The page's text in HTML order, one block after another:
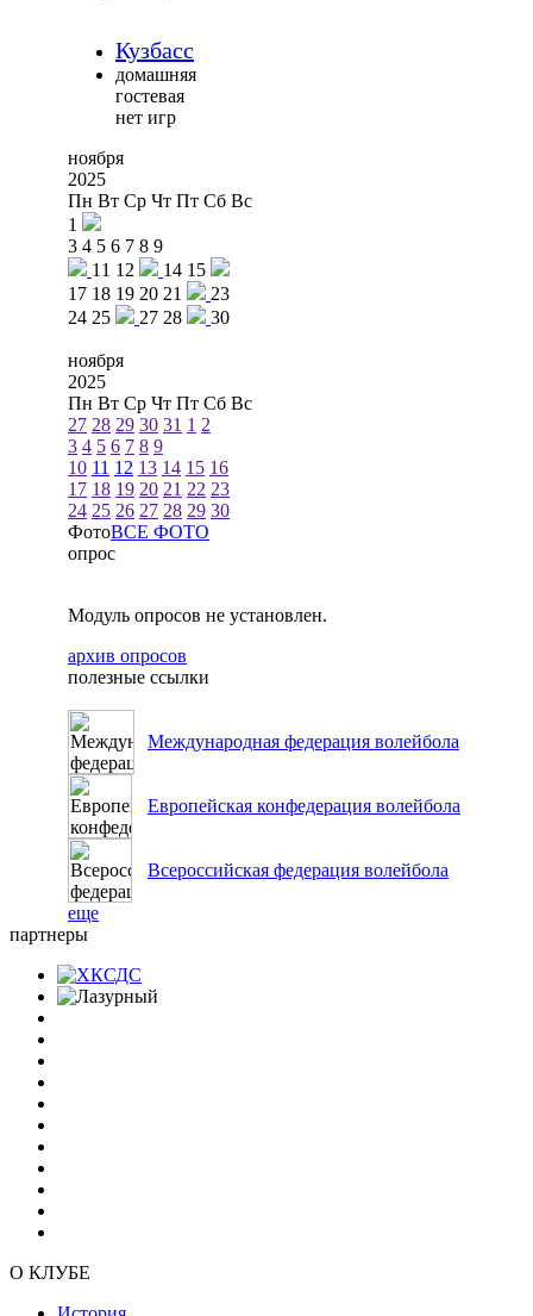
Кузбасс
домашняя
гостевая
нет игр
ноября
2025
Пн Вт Ср Чт Пт Сб Вс
1
3 4 5 6 7 8 9
11 12 14 15
17 18 19 20 21
23
24 25 27 28 30
ноября
2025
Пн Вт Ср Чт Пт Сб Вс
27 28 29 30 31 1 2
3 4 5 6 7 8 9
10 11 12 13 14 15 16
17 18 19 20 21 22 23
24 25 26 27 28 29 30
ФотоВСЕ ФОТО
опрос
Модуль опросов не установлен.
архив опросов
полезные ссылки
Международная федерация волейбола
Европейская конфедерация волейбола
Всероссийская федерация волейбола
еще
партнеры
О КЛУБЕ